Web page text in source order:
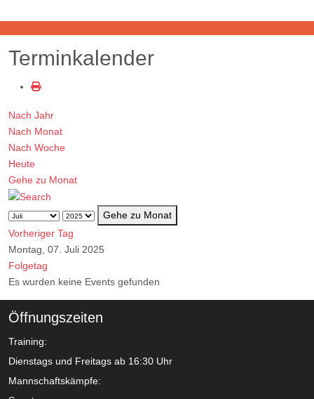
Terminkalender
Nach Jahr
Nach Monat
Nach Woche
Heute
Gehe zu Monat
Gehe zu Monat
Vorheriger Tag
Montag, 07. Juli 2025
Folgetag
Es wurden keine Events gefunden
Öffnungszeiten
Training:
Dienstags und Freitags ab 16:30 Uhr
Mannschaftskämpfe: